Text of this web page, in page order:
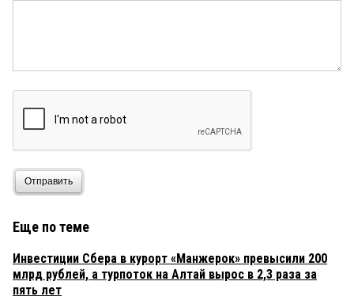
Отправить
Еще по теме
Инвестиции Сбера в курорт «Манжерок» превысили 200
млрд рублей, а турпоток на Алтай вырос в 2,3 раза за
пять лет